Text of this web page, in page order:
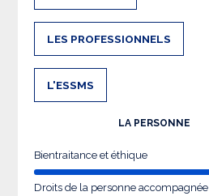
LES PROFESSIONNELS
L'ESSMS
LA PERSONNE
Bientraitance et éthique
Droits de la personne accompagnée